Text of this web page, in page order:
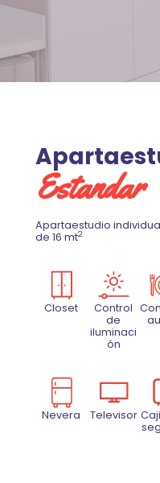
Estandar
Apartaestudio
de 16 mt2
Closet
Control
de
iluminaci
ón
Nevera Televisor